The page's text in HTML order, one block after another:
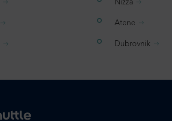
Nizza
Atene
Dubrovnik